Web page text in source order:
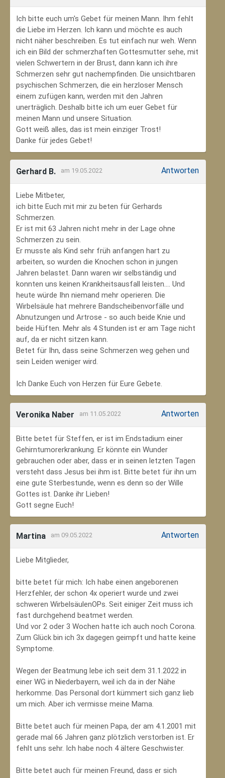
Ich bitte euch um's Gebet für meinen Mann. Ihm fehlt
die Liebe im Herzen. Ich kann und möchte es auch
nicht näher beschreiben. Es tut einfach nur weh. Wenn
ich ein Bild der schmerzhaften Gottesmutter sehe, mit
vielen Schwertern in der Brust, dann kann ich ihre
Schmerzen sehr gut nachempfinden. Die unsichtbaren
psychischen Schmerzen, die ein herzloser Mensch
einem zufügen kann, werden mit den Jahren
unerträglich. Deshalb bitte ich um euer Gebet für
meinen Mann und unsere Situation.
Gott weiß alles, das ist mein einziger Trost!
Danke für jedes Gebet!
Gerhard B. am 19.05.2022 Antworten
Liebe Mitbeter,
ich bitte Euch mit mir zu beten für Gerhards
Schmerzen.
Er ist mit 63 Jahren nicht mehr in der Lage ohne
Schmerzen zu sein.
Er musste als Kind sehr früh anfangen hart zu
arbeiten, so wurden die Knochen schon in jungen
Jahren belastet. Dann waren wir selbständig und
konnten uns keinen Krankheitsausfall leisten.... Und
heute würde Ihn niemand mehr operieren. Die
Wirbelsäule hat mehrere Bandscheibenvorfälle und
Abnutzungen und Artrose - so auch beide Knie und
beide Hüften. Mehr als 4 Stunden ist er am Tage nicht
auf, da er nicht sitzen kann.
Betet für Ihn, dass seine Schmerzen weg gehen und
sein Leiden weniger wird.
Ich Danke Euch von Herzen für Eure Gebete.
Veronika Naber am 11.05.2022 Antworten
Bitte betet für Steffen, er ist im Endstadium einer
Gehirntumorerkrankung. Er könnte ein Wunder
gebrauchen oder aber, dass er in seinen letzten Tagen
versteht dass Jesus bei ihm ist. Bitte betet für ihn um
eine gute Sterbestunde, wenn es denn so der Wille
Gottes ist. Danke ihr Lieben!
Gott segne Euch!
Martina am 09.05.2022 Antworten
Liebe Mitglieder,
bitte betet für mich: Ich habe einen angeborenen
Herzfehler, der schon 4x operiert wurde und zwei
schweren WirbelsäulenOPs. Seit einiger Zeit muss ich
fast durchgehend beatmet werden.
Und vor 2 oder 3 Wochen hatte ich auch noch Corona.
Zum Glück bin ich 3x dagegen geimpft und hatte keine
Symptome.
Wegen der Beatmung lebe ich seit dem 31.1.2022 in
einer WG in Niederbayern, weil ich da in der Nähe
herkomme. Das Personal dort kümmert sich ganz lieb
um mich. Aber ich vermisse meine Mama.
Bitte betet auch für meinen Papa, der am 4.1.2001 mit
gerade mal 66 Jahren ganz plötzlich verstorben ist. Er
fehlt uns sehr. Ich habe noch 4 ältere Geschwister.
Bitte betet auch für meinen Freund, dass er sich